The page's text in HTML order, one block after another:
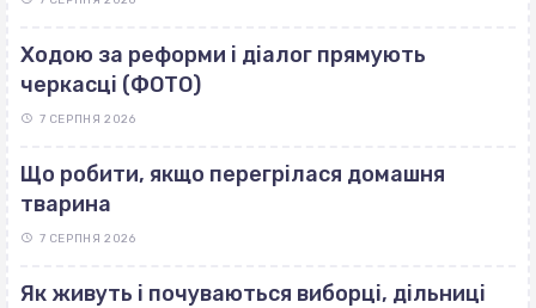
Ходою за реформи і діалог прямують
черкасці (ФОТО)
7 СЕРПНЯ 2026
Що робити, якщо перегрілася домашня
тварина
7 СЕРПНЯ 2026
Як живуть і почуваються виборці, дільниці